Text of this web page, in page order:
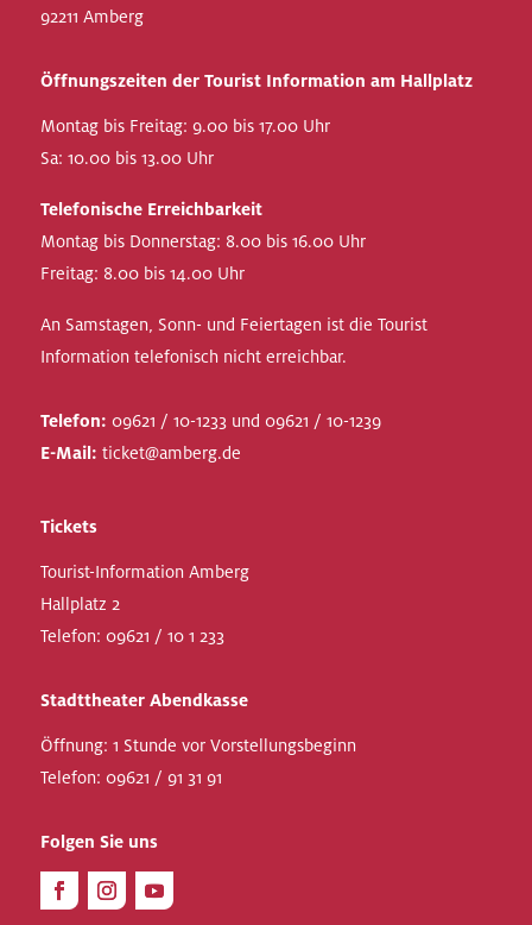
92211 Amberg
Öffnungszeiten der Tourist Information am Hallplatz
Montag bis Freitag: 9.00 bis 17.00 Uhr
Sa: 10.00 bis 13.00 Uhr
Telefonische Erreichbarkeit
Montag bis Donnerstag: 8.00 bis 16.00 Uhr
Freitag: 8.00 bis 14.00 Uhr
An Samstagen, Sonn- und Feiertagen ist die Tourist
Information telefonisch nicht erreichbar.
Telefon: 09621 / 10-1233 und 09621 / 10-1239
E-Mail: ticket@amberg.de
Tickets
Tourist-Information Amberg
Hallplatz 2
Telefon: 09621 / 10 1 233
Stadttheater Abendkasse
Öffnung: 1 Stunde vor Vorstellungsbeginn
Telefon: 09621 / 91 31 91
Folgen Sie uns